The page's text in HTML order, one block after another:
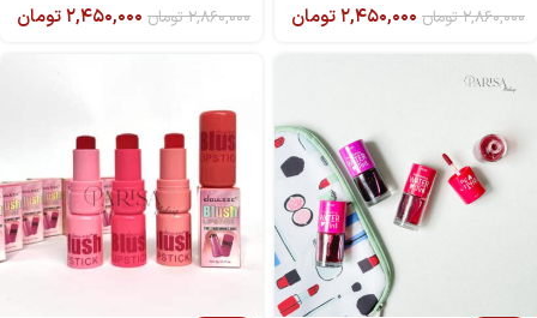
۲,۸۶۰,۰۰۰تومان ۲,۴۵۰,۰۰۰تومان ۲,۸۶۰,۰۰۰تومان ۲,۴۵۰,۰۰۰تومان